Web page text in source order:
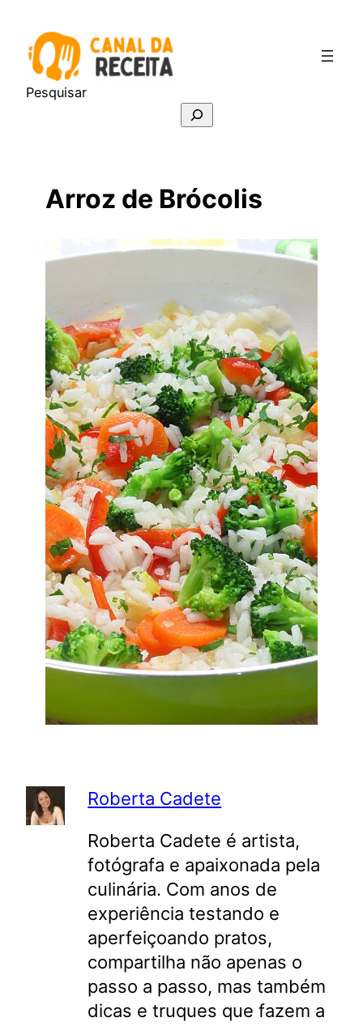
conteúdo
Pesquisar
Arroz de Brócolis
Roberta Cadete
Roberta Cadete é artista,
fotógrafa e apaixonada pela
culinária. Com anos de
experiência testando e
aperfeiçoando pratos,
compartilha não apenas o
passo a passo, mas também
dicas e truques que fazem a